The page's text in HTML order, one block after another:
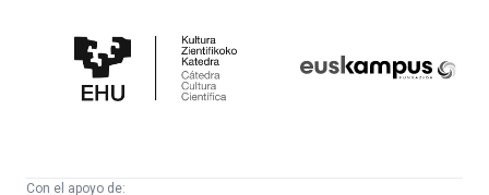
Cultura
Científica
Con el apoyo de: